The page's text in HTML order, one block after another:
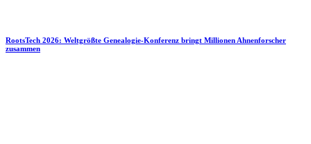
RootsTech 2026: Weltgrößte Genealogie-Konferenz bringt Millionen Ahnenforscher
zusammen